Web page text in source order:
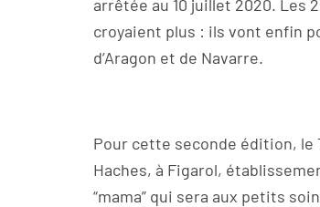
arrêtée au 10 juillet 2020. Les
croyaient plus : ils vont enfin
d’Aragon et de Navarre.
Pour cette seconde édition, le
Haches, à Figarol,
“mama” qui sera aux petits